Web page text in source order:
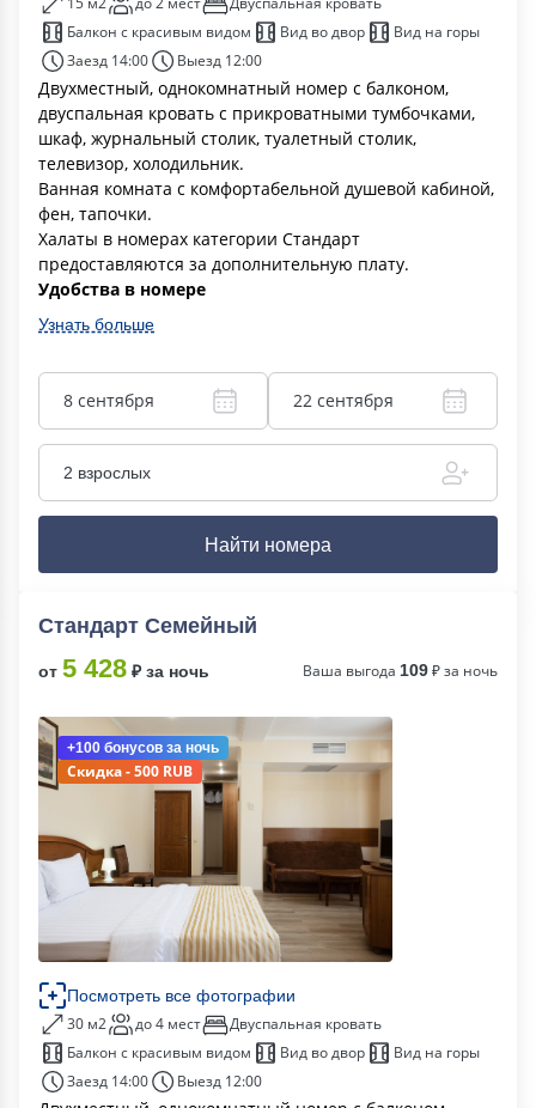
Балкон с красивым видом
Вид во двор
Вид на горы
Заезд 14:00
Выезд 12:00
Двухместный, однокомнатный номер c балконом,
двуспальная кровать с прикроватными тумбочками,
шкаф, журнальный столик, туалетный столик,
телевизор, холодильник.
Ванная комната с комфортабельной душевой кабиной,
фен, тапочки.
Халаты в номерах категории Стандарт
предоставляются за дополнительную плату.
Удобства в номере
Узнать больше
8 сентября 22 сентября
2 взрослых
Найти номера
Стандарт Семейный
от 5 428 ₽ за ночь Ваша выгода 109₽ за ночь
+100 бонусов за ночь
Скидка - 500 RUB
Посмотреть все фотографии
30 м2 до 4 мест
Двуспальная кровать
Балкон с красивым видом
Вид во двор
Вид на горы
Заезд 14:00
Выезд 12:00